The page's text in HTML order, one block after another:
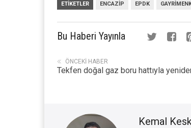
ETIKETLER ENCAZIP EPDK
Bu Haberi Yayınla
ÖNCEKI HABER
Tekfen doğal gaz boru hattıyla
Kemal